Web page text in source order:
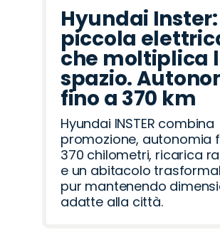
Hyundai
piccola
che moltiplica
spazio.
fino a 370 km
Hyundai INSTER combina
promozione, autonomia
370 chilometri, ricarica
e un abitacolo
pur mantenendo
adatte alla città.